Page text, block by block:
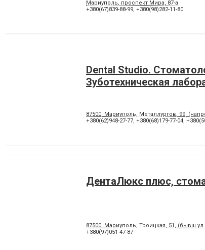
Мариуполь, проспект Мира, 87-а
+380(67)839-88-99, +380(98)282-11-80
Dental Studio.
Зуботехническая
87500, Мариуполь, Металлургов, 99,
+380(62)948-27-77, +380(68)179-77-04,
ДентаЛюкс плюс,
87500, Мариуполь, Троицкая, 51, (бывш.ул
+380(97)051-47-87